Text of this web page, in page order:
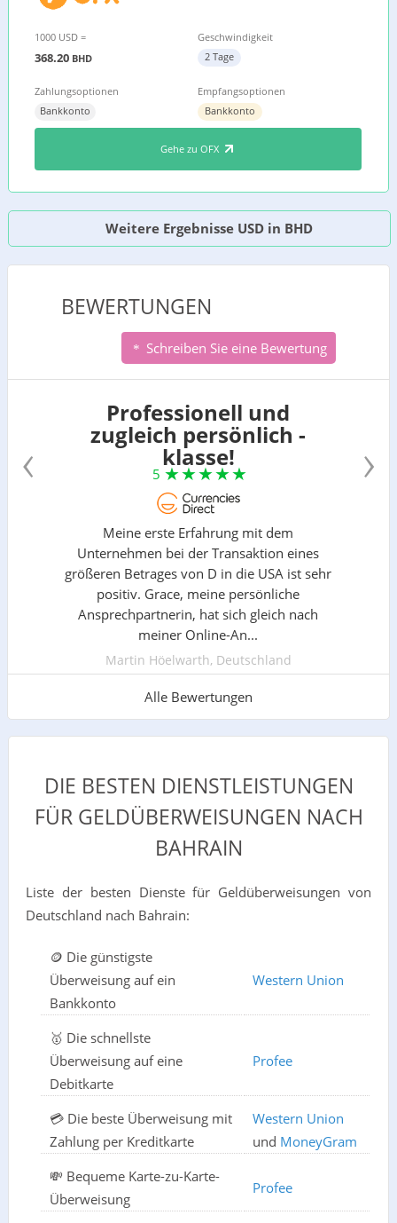
1000 USD =
368.20 BHD
Geschwindigkeit
2 Tage
Zahlungsoptionen
Bankkonto
Empfangsoptionen
Bankkonto
Gehe zu OFX
Weitere Ergebnisse USD in BHD
BEWERTUNGEN
Schreiben Sie eine Bewertung
Professionell und
zugleich persönlich -
klasse!
5
Meine erste Erfahrung mit dem
Unternehmen bei der Transaktion eines
größeren Betrages von D in die USA ist sehr
positiv. Grace, meine persönliche
Ansprechpartnerin, hat sich gleich nach
meiner Online-An...
Martin Höelwarth, Deutschland
Alle Bewertungen
‹ ›
DIE BESTEN DIENSTLEISTUNGEN
FÜR GELDÜBERWEISUNGEN NACH
BAHRAIN
Liste der besten Dienste für Geldüberweisungen von
Deutschland nach Bahrain:
🪙 Die günstigste
Überweisung auf ein
Bankkonto
Western Union
🥇 Die schnellste
Überweisung auf eine
Debitkarte
Profee
💳 Die beste Überweisung mit
Zahlung per Kreditkarte
Western Union
und MoneyGram
💸 Bequeme Karte-zu-Karte-
Überweisung
Profee